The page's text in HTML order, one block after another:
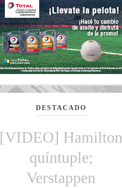
DESTACADO
[VIDEO] Hamilton
quíntuple;
Verstappen